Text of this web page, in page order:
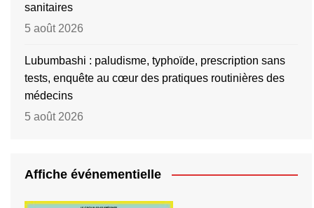
sanitaires
5 août 2026
Lubumbashi : paludisme, typhoïde, prescription sans
tests, enquête au cœur des pratiques routinières des
médecins
5 août 2026
Affiche événementielle